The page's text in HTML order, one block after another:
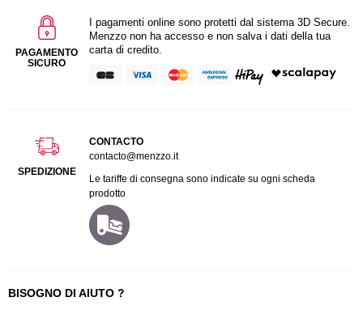
PAGAMENTO
SICURO
I pagamenti online sono protetti dal sistema 3D Secure.
Menzzo non ha accesso e non salva i dati della tua
carta di credito.
SPEDIZIONE
CONTACTO
contacto@menzzo.it
Le tariffe di consegna sono indicate su ogni scheda
prodotto
BISOGNO DI AIUTO ?